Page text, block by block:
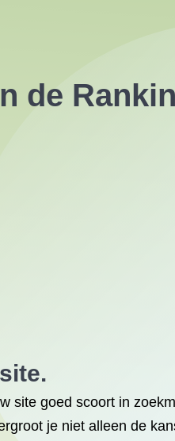
de
site goed scoort in
je niet alleen de